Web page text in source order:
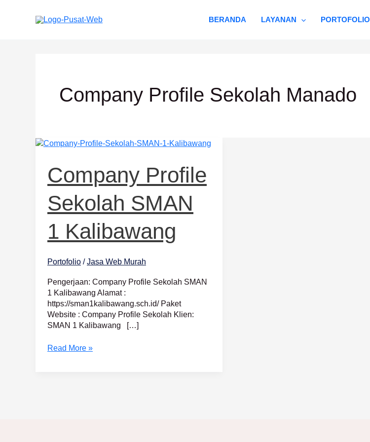
BERANDA LAYANAN PORTOFOLIO
Company Profile Sekolah Manado
Company Profile
Sekolah SMAN
1 Kalibawang
Portofolio /Jasa Web Murah
Pengerjaan: Company Profile Sekolah SMAN
1 Kalibawang Alamat :
https://sman1kalibawang.sch.id/ Paket
Website : Company Profile Sekolah Klien:
SMAN 1 Kalibawang […]
Company
SMAN
1
Kalibawang
Read More »